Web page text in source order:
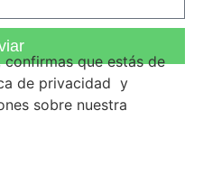
que estás de
de privacidad y
sobre nuestra